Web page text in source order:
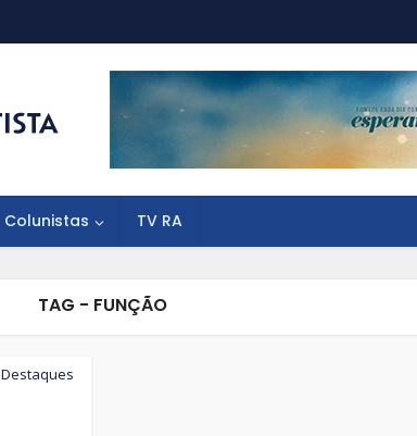
Colunistas TV RA
TAG - FUNÇÃO
Destaques